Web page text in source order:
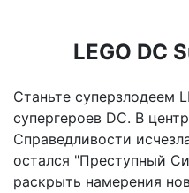
LEGO DC
Станьте суперзлодеем
супергероев DC. В
Справедливости
остался "Преступный
раскрыть намерения